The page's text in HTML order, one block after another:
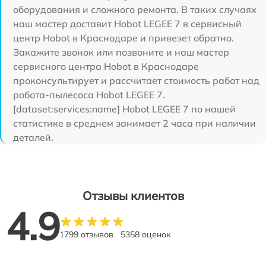
оборудования и сложного ремонта. В таких случаях
наш мастер доставит Hobot LEGEE 7 в сервисный
центр Hobot в Краснодаре и привезет обратно.
Закажите звонок или позвоните и наш мастер
сервисного центра Hobot в Краснодаре
проконсультирует и рассчитает стоимость работ над
робота-пылесоса Hobot LEGEE 7.
[dataset:services:name] Hobot LEGEE 7 по нашей
статистике в среднем занимает 2 часа при наличии
деталей.
Отзывы клиентов
4.91799 отзывов 5358 оценок